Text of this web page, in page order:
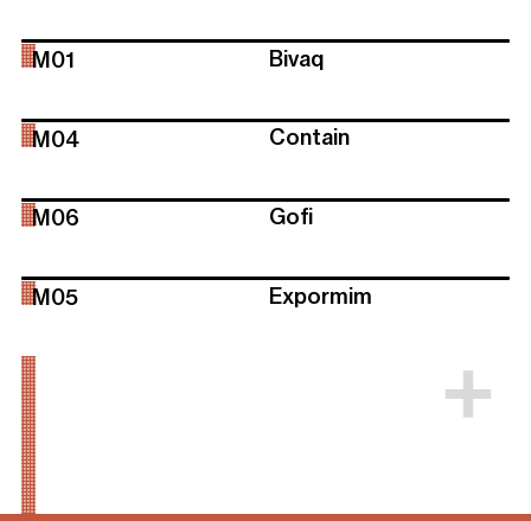
M01 Bivaq
M04 Contain
M06 Gofi
M05 Expormim